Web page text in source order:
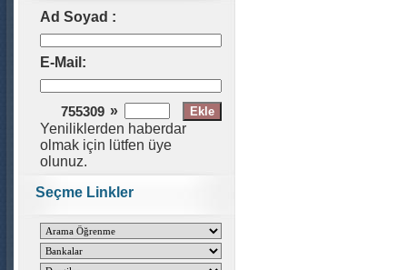
Ad Soyad :
E-Mail:
755309 »
Yeniliklerden haberdar
olmak için lütfen üye
olunuz.
Seçme Linkler